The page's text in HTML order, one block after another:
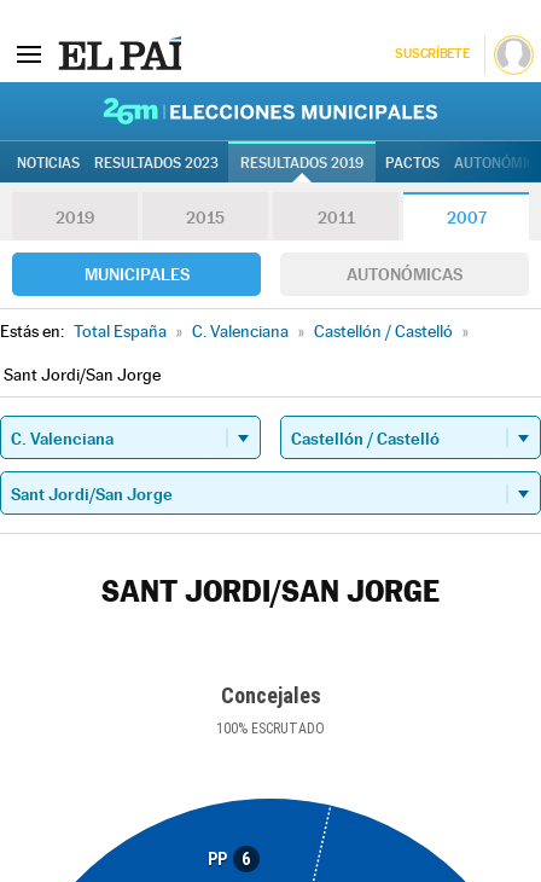
SUSCRÍBETE
NOTICIAS RESULTADOS 2023 RESULTADOS 2019 PACTOS
2019 2015 2011 2007
MUNICIPALES AUTONÓMICAS
Estás en: Total España » C. Valenciana » Castellón / Castelló »
Sant Jordi/San Jorge
SANT JORDI/SAN JORGE
Concejales
100% ESCRUTADO
PP 6